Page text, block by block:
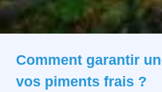
Comment garantir
vos piments frais ?